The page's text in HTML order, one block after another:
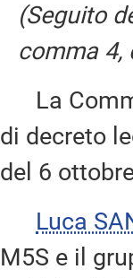
(Seguito
comma 4,
La
di decreto
del 6
Luca
M5S e il